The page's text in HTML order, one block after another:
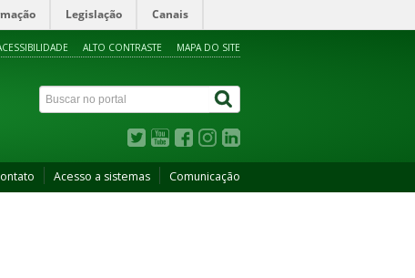
Legislação Canais
ALTO CONTRASTE MAPA DO SITE
Acesso a sistemas Comunicação